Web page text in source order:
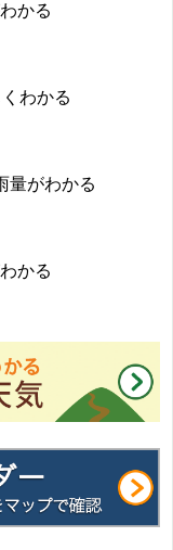
かる
わかる
量がわかる
かる